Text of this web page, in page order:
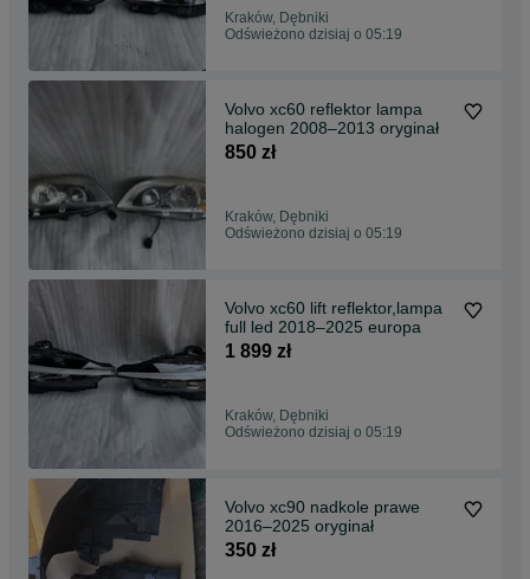
Kraków, Dębniki
Odświeżono dzisiaj o 05:19
Volvo xc60 reflektor lampa
halogen 2008–2013 oryginał
850 zł
Kraków, Dębniki
Odświeżono dzisiaj o 05:19
Volvo xc60 lift reflektor,lampa
full led 2018–2025 europa
1 899 zł
Kraków, Dębniki
Odświeżono dzisiaj o 05:19
Volvo xc90 nadkole prawe
2016–2025 oryginał
350 zł